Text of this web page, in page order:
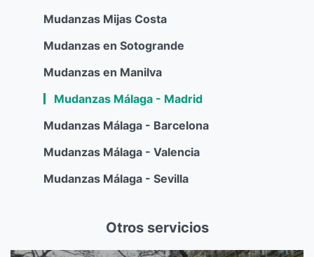
Mudanzas Mijas Costa
Mudanzas en Sotogrande
Mudanzas en Manilva
Mudanzas Málaga - Madrid
Mudanzas Málaga - Barcelona
Mudanzas Málaga - Valencia
Mudanzas Málaga - Sevilla
Otros servicios